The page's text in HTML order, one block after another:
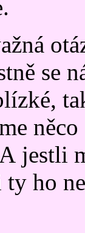
se
jestli
ty ho